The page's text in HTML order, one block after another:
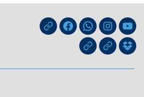
nuLigaFacebookWhatsApp-
Kanal
GIPHYThreads